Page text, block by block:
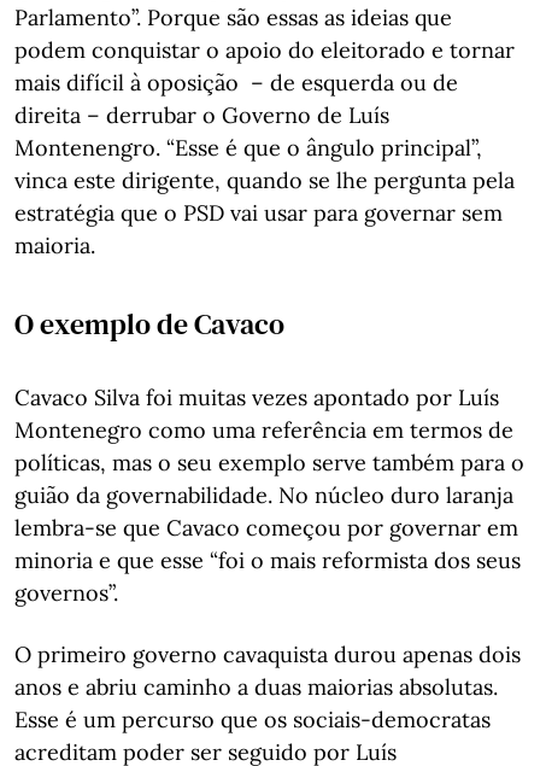
Parlamento”. Porque são essas as ideias que
podem conquistar o apoio do eleitorado e tornar
mais difícil à oposição – de esquerda ou de
direita – derrubar o Governo de Luís
Montenengro. “Esse é que o ângulo principal”,
vinca este dirigente, quando se lhe pergunta pela
estratégia que o PSD vai usar para governar sem
maioria.
O exemplo de Cavaco
Cavaco Silva foi muitas vezes apontado por Luís
Montenegro como uma referência em termos de
políticas, mas o seu exemplo serve também para o
guião da governabilidade. No núcleo duro laranja
lembra-se que Cavaco começou por governar em
minoria e que esse “foi o mais reformista dos seus
governos”.
O primeiro governo cavaquista durou apenas dois
anos e abriu caminho a duas maiorias absolutas.
Esse é um percurso que os sociais-democratas
acreditam poder ser seguido por Luís